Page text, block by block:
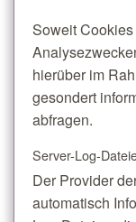
Soweit
hierüber im
gesondert
abfragen.
Server-Log-
Der Provider
automatisch